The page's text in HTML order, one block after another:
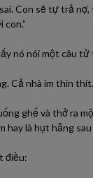
Con sẽ tự trả
con.”
nó nói một câu tử
Cả nhà im thin thít.
ghế và thở ra
hay là hụt hẫng
điều: